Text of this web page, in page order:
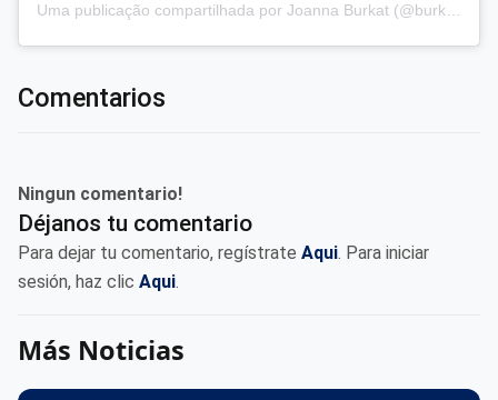
Uma publicação compartilhada por Joanna Burkat (@burkat.joanna)
Comentarios
Ningun comentario!
Déjanos tu comentario
Para dejar tu comentario, regístrate Aqui. Para iniciar
sesión, haz clic Aqui.
Más Noticias